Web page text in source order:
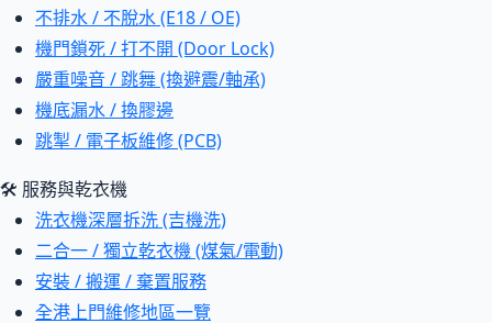
不排水 / 不脫水 (E18 / OE)
機門鎖死 / 打不開 (Door Lock)
嚴重噪音 / 跳舞 (換避震/軸承)
機底漏水 / 換膠邊
跳掣 / 電子板維修 (PCB)
🛠 服務與乾衣機
洗衣機深層拆洗 (吉機洗)
二合一 / 獨立乾衣機 (煤氣/電動)
安裝 / 搬運 / 棄置服務
全港上門維修地區一覽